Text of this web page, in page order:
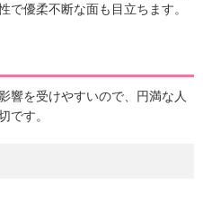
で優柔不断な面も目立ちます。
響を受けやすいので、円満な人
です。